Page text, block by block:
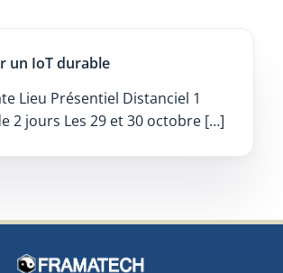
un IoT durable
Lieu Présentiel Distanciel 1
2 jours Les 29 et 30 octobre […]